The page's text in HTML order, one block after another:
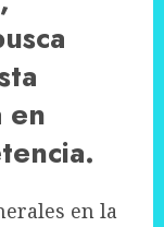
en
en la